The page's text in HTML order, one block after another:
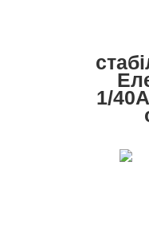
1/